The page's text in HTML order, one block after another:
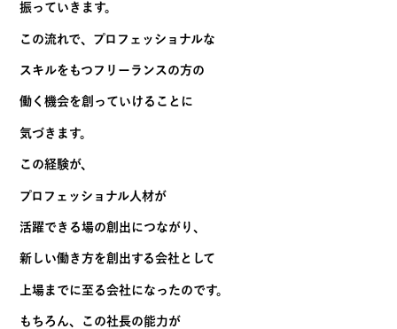
振っていきます。
この流れで、プロフェッショナルな
スキルをもつフリーランスの方の
働く機会を創っていけることに
気づきます。
この経験が、
プロフェッショナル人材が
活躍できる場の創出につながり、
新しい働き方を創出する会社として
上場までに至る会社になったのです。
もちろん、この社長の能力が